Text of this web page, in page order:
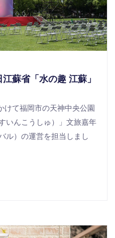
蘇省「水の趣 江蘇」
けて福岡市の天神中央公園
いんこうしゅ）」文旅嘉年
ル）の運営を担当しまし